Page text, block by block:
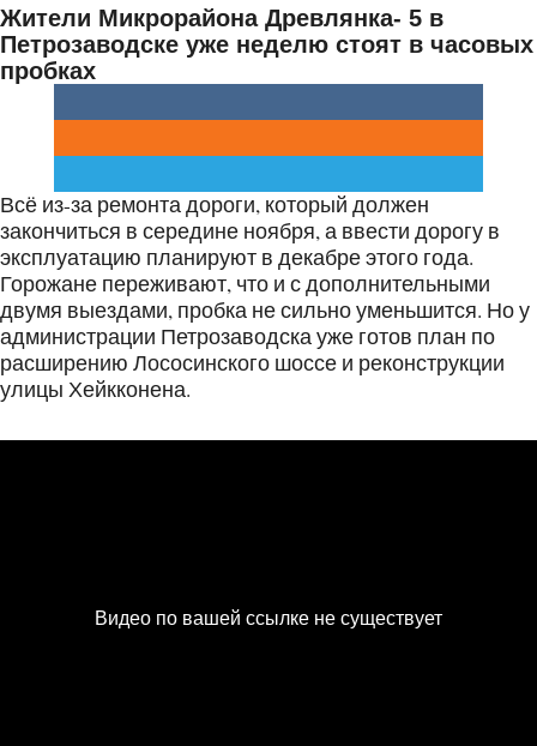
Жители Микрорайона Древлянка- 5 в
Петрозаводске уже неделю стоят в часовых
пробках
Всё из-за ремонта дороги, который должен
закончиться в середине ноября, а ввести дорогу в
эксплуатацию планируют в декабре этого года.
Горожане переживают, что и с дополнительными
двумя выездами, пробка не сильно уменьшится. Но у
администрации Петрозаводска уже готов план по
расширению Лососинского шоссе и реконструкции
улицы Хейкконена.